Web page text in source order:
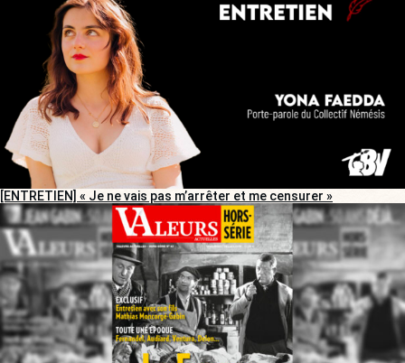
[ENTRETIEN] « Je ne vais pas m’arrêter et me censurer »